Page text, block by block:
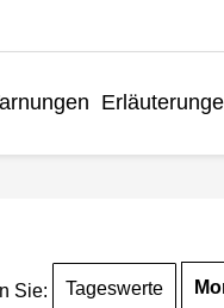
Sie: Tageswerte